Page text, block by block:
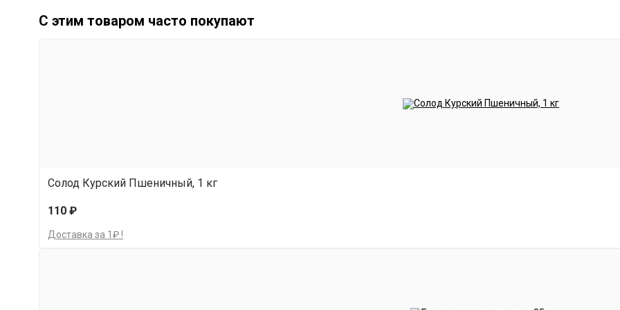
перемешайте при помощи аэрации или внесением дополнительного объёма сусла.
Сухие дрожжи для пшеничного пива. Состав: дрожжи, эмульгатор (Е491). Упакованы в защитную
фенольных нот, характерных для пшеничного пива. Осадконакопление: низкое. Диапазон
С этим товаром часто покупают
Солод Курский Пшеничный, 1 кг
110 ₽
Доставка за 1₽ !